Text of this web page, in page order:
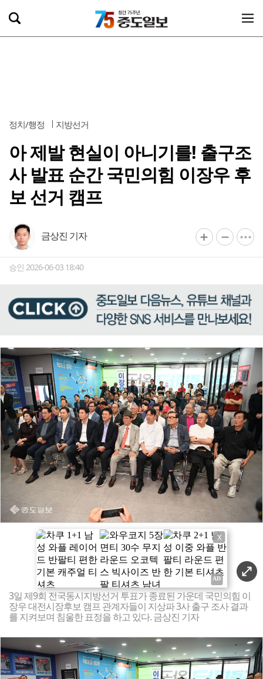
정치/행정 지방선거
아 제발 현실이 아니기를! 출구조
사 발표 순간 국민의힘 이장우 후
보 선거 캠프
금상진 기자
승인 2026-06-03 18:40
X
3일 제9회 전국동시지방선거 투표가 종료된 가운데 국민의힘 이
장우 대전시장후보 캠프 관계자들이 지상파 3사 출구 조사 결과
를 지켜보며 침울한 표정을 하고 있다. 금상진 기자